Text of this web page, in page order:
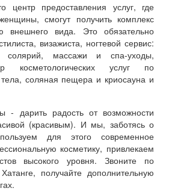
центр предоставления услуг, где
смогут получить комплекс
внешнего вида. Это обязательно
визажиста, ногтевой сервис:
солярий, массажи и спа-уходы,
косметологических услуг по
соляная пещера и криосауна и
- дарить радость от возможности
(красивым). И мы, заботясь о
для этого современное
косметику, привлекаем
высокого уровня. Звоните по
получайте дополнительную